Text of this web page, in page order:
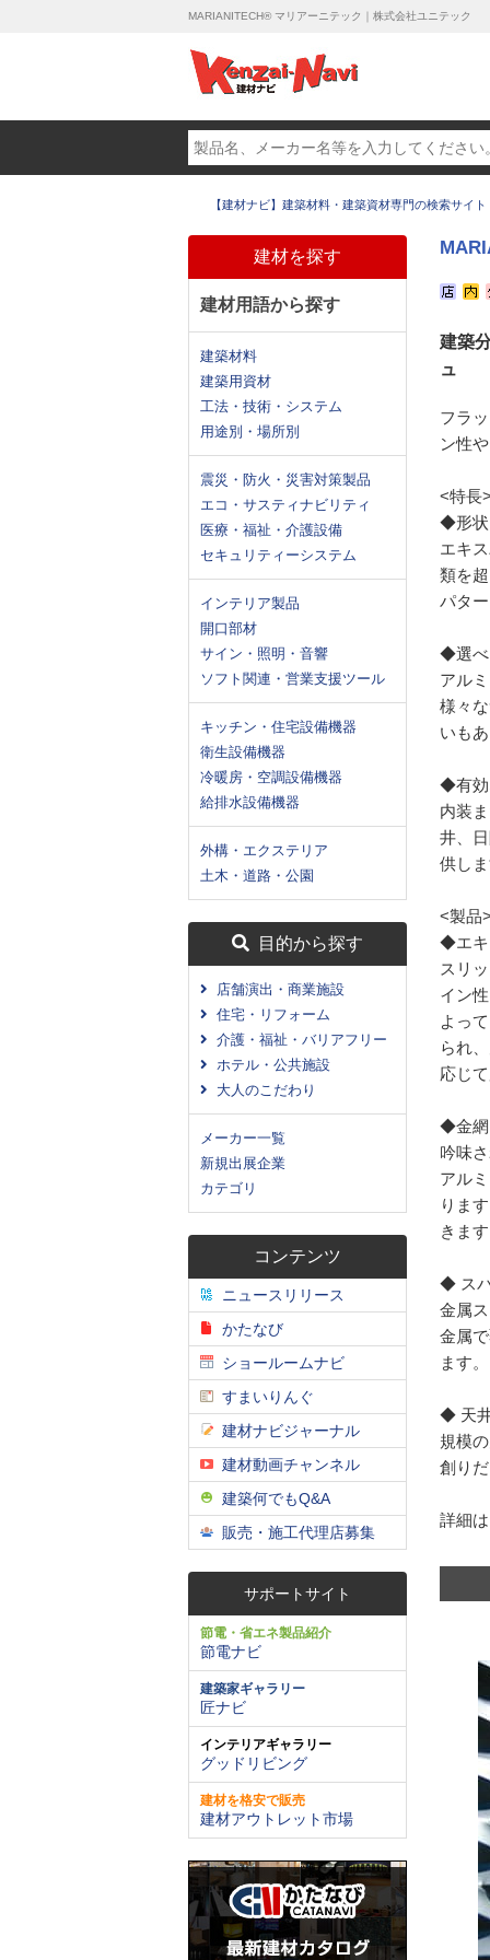
MARIANITECH® マリアーニテック｜株式会社ユニテック
【建材ナビ】建築材料・建築資材専門の検索サイト
建材を探す
建材用語から探す
建築材料
建築用資材
工法・技術・システム
用途別・場所別
震災・防火・災害対策製品
エコ・サスティナビリティ
医療・福祉・介護設備
セキュリティーシステム
インテリア製品
開口部材
サイン・照明・音響
ソフト関連・営業支援ツール
キッチン・住宅設備機器
衛生設備機器
冷暖房・空調設備機器
給排水設備機器
外構・エクステリア
土木・道路・公園
目的から探す
店舗演出・商業施設
住宅・リフォーム
介護・福祉・バリアフリー
ホテル・公共施設
大人のこだわり
メーカー一覧
新規出展企業
カテゴリ
コンテンツ
ニュースリリース
かたなび
ショールームナビ
すまいりんぐ
建材ナビジャーナル
建材動画チャンネル
建築何でもQ&A
販売・施工代理店募集
サポートサイト
節電・省エネ製品紹介
節電ナビ
建築家ギャラリー
匠ナビ
インテリアギャラリー
グッドリビング
建材を格安で販売
建材アウトレット市場
建築
ュ
フラ
ン性
<特長
◆形状
エキ
類を
パタ
◆選べ
アル
様々
いも
◆有効
内装
井、
供し
<製品
◆エキ
スリ
イン
よっ
られ
応じ
◆金網
吟味
アル
りま
きま
◆ ス
金属
金属
ます。
◆ 天
規模
創り
詳細